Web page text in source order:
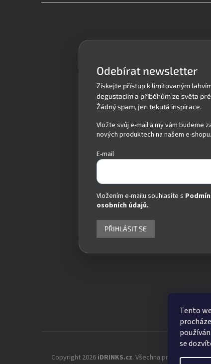
Tento
se
Odebírat newsletter
Vložte svůj e-mail a my vám budeme
nových produktech na našem e-shopu.
E-mail
Vložením e-mailu souhlasíte s
osobních údajů.
PŘIHLÁSIT SE
Copyright 2026 iDRINKS.cz. Všechna práva